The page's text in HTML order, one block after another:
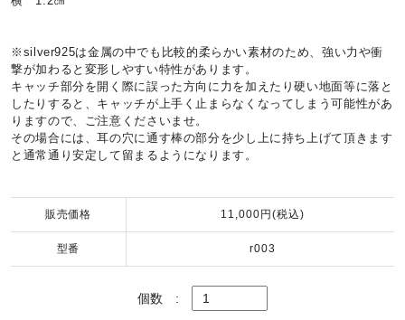
※silver925は金属の中でも比較的柔らかい素材のため、強い力や衝
撃が加わると変形しやすい特性があります。
キャッチ部分を開く際に誤った方向に力を加えたり硬い地面等に落と
したりすると、キャッチが上手く止まらなくなってしまう可能性があ
りますので、ご注意くださいませ。
その場合には、耳の穴に通す棒の部分を少し上に持ち上げて頂きます
と通常通り安定して留まるようになります。
販売価格 11,000円(税込)
型番 r003
個数 :